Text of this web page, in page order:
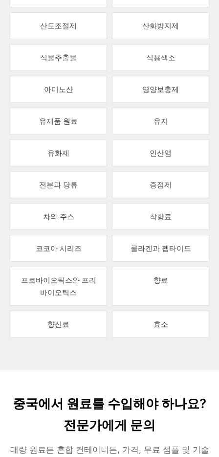
산도조절제 산화방지제
식물추출물 식용색소
아미노산 영양보충제
유제품 원료 유지
유화제 인산염
전분과 당류 증점제
차와 주스 착향료
코코아 시리즈 콜라겐과 펩타이드
프로바이오틱스와 프리
바이오틱스
향료
향신료 효소
중국에서 원료를 수입해야 하나요?
전문가에게 문의
대량 원료든 혼합 컨테이너든, 가격, 무료 샘플 및 기술